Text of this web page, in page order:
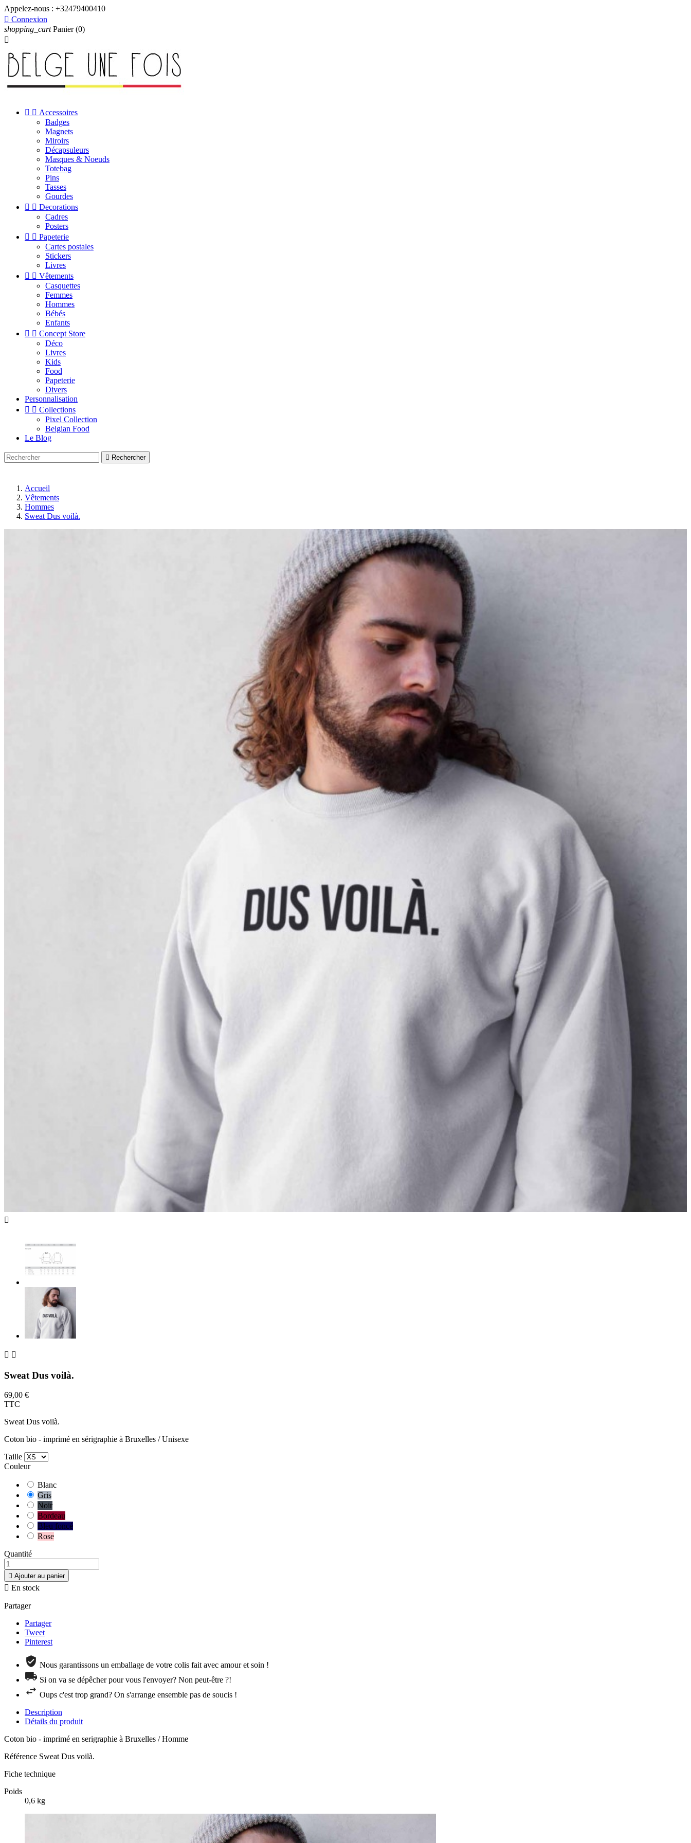
Appelez-nous : +32479400410
 Connexion
shopping_cart Panier (0)

  Accessoires
Badges
Magnets
Miroirs
Décapsuleurs
Masques & Noeuds
Totebag
Pins
Tasses
Gourdes
  Decorations
Cadres
Posters
  Papeterie
Cartes postales
Stickers
Livres
  Vêtements
Casquettes
Femmes
Hommes
Bébés
Enfants
  Concept Store
Déco
Livres
Kids
Food
Papeterie
Divers
Personnalisation
  Collections
Pixel Collection
Belgian Food
Le Blog
 Rechercher
Accueil
Vêtements
Hommes
Sweat Dus voilà.

 
Sweat Dus voilà.
69,00 €
TTC
Sweat Dus voilà.
Coton bio - imprimé en sérigraphie à Bruxelles / Unisexe
Taille
Couleur
Blanc
Gris
Noir
Bordeau
Bleu foncé
Rose
Quantité
 Ajouter au panier
 En stock
Partager
Partager
Tweet
Pinterest
Nous garantissons un emballage de votre colis fait avec amour et soin !
Si on va se dépêcher pour vous l'envoyer? Non peut-être ?!
Oups c'est trop grand? On s'arrange ensemble pas de soucis !
Description
Détails du produit
Coton bio - imprimé en serigraphie à Bruxelles / Homme
Référence Sweat Dus voilà.
Fiche technique
Poids
0,6 kg